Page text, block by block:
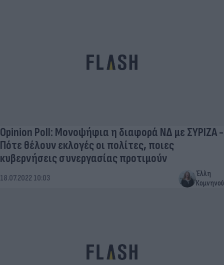
Opinion Poll: Μονοψήφια η διαφορά ΝΔ με ΣΥΡΙΖΑ -
Πότε θέλουν εκλογές οι πολίτες, ποιες
κυβερνήσεις συνεργασίας προτιμούν
18.07.2022 10:03
Έλλη
Κομνηνού